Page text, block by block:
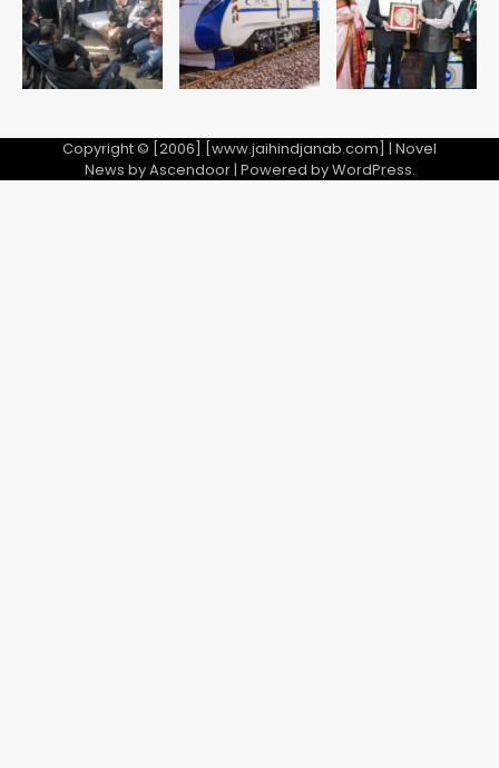
5
Copyright © [2006] [www.jaihindjanab.com] | Novel
News byAscendoor| Powered byWordPress.